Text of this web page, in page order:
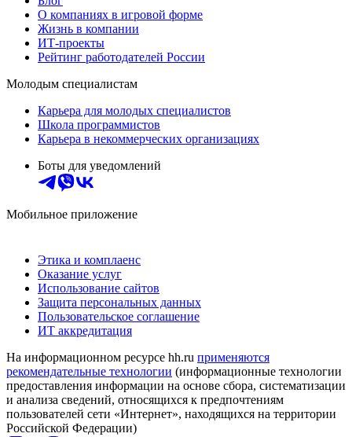
О компаниях в игровой форме
Жизнь в компании
ИТ-проекты
Рейтинг работодателей России
Молодым специалистам
Карьера для молодых специалистов
Школа программистов
Карьера в некоммерческих организациях
Боты для уведомлений
Мобильное приложение
Этика и комплаенс
Оказание услуг
Использование сайтов
Защита персональных данных
Пользовательское соглашение
ИТ аккредитация
На информационном ресурсе hh.ru применяются
рекомендательные технологии (информационные технологии
предоставления информации на основе сбора, систематизации
и анализа сведений, относящихся к предпочтениям
пользователей сети «Интернет», находящихся на территории
Российской Федерации)